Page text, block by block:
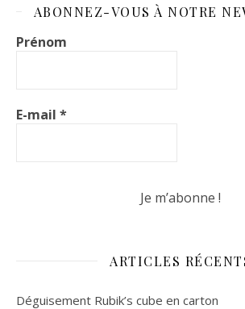
ABONNEZ-VOUS À NOTRE
Prénom
E-mail *
ARTICLES
Déguisement Rubik’s cube en carton